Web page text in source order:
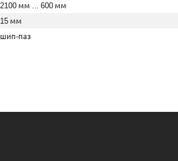
2100 мм ... 600 мм
15 мм
шип-паз